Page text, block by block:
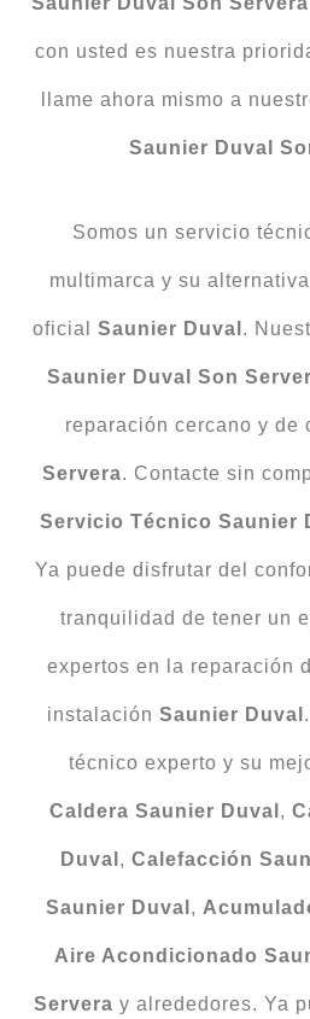
con usted es nuestra
llame ahora mismo a
Saunier Duval
Somos un servicio
multimarca y su
oficial Saunier Duval .
Saunier Duval Son
reparación cercano y de
Servera. Contacte sin
Servicio Técnico Saunier
Ya puede disfrutar del
tranquilidad de tener un
expertos en la reparación
instalación Saunier Duval
técnico experto y su
Caldera Saunier Duval ,
Duval , Calefacción
Saunier Duval ,
Aire Acondicionado
Servera y alrededores. Ya